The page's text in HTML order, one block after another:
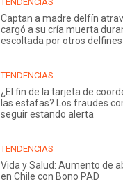
Captan a madre delfín
cargó a su cría muerta
escoltada por otros delfines
TENDENCIAS
¿El fin de la tarjeta de
las estafas? Los fraudes
seguir estando alerta
TENDENCIAS
Vida y Salud: Aumento de
en Chile con Bono PAD